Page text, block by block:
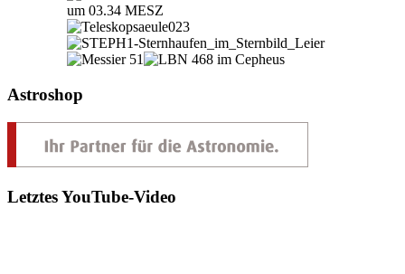
Astroshop
Letztes YouTube-Video